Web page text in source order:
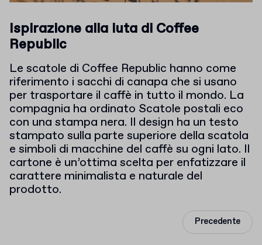
Ispirazione alla iuta di Coffee
Republic
Le scatole di Coffee Republic hanno come
riferimento i sacchi di canapa che si usano
per trasportare il caffè in tutto il mondo. La
compagnia ha ordinato Scatole postali eco
con una stampa nera. Il design ha un testo
stampato sulla parte superiore della scatola
e simboli di macchine del caffè su ogni lato. Il
cartone è un’ottima scelta per enfatizzare il
carattere minimalista e naturale del
prodotto.
Precedente